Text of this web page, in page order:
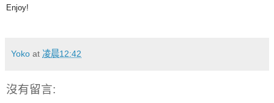
Enjoy!
Yoko at 凌晨12:42
沒有留言: